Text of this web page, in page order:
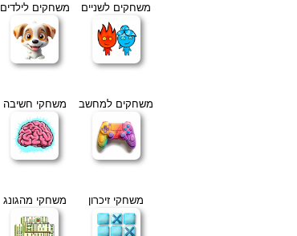
משחקים לשניים משחקים לילדים
משחקים למחשב משחקי חשיבה
משחקי זיכרון משחקי מהגונג